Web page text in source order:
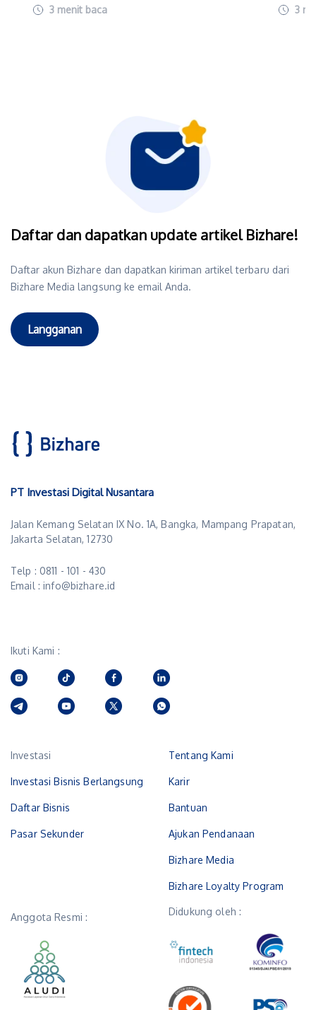
3 menit baca 3
Daftar dan dapatkan update artikel Bizhare!
Daftar akun Bizhare dan dapatkan kiriman artikel terbaru dari
Bizhare Media langsung ke email Anda.
Langganan
PT Investasi Digital Nusantara
Jalan Kemang Selatan IX No. 1A, Bangka, Mampang Prapatan,
Jakarta Selatan, 12730
Telp : 0811 - 101 - 430
Email : info@bizhare.id
Ikuti Kami :
Investasi
Investasi Bisnis Berlangsung
Daftar Bisnis
Pasar Sekunder
Tentang Kami
Karir
Bantuan
Ajukan Pendanaan
Bizhare Media
Bizhare Loyalty Program
Anggota Resmi : Didukung oleh :